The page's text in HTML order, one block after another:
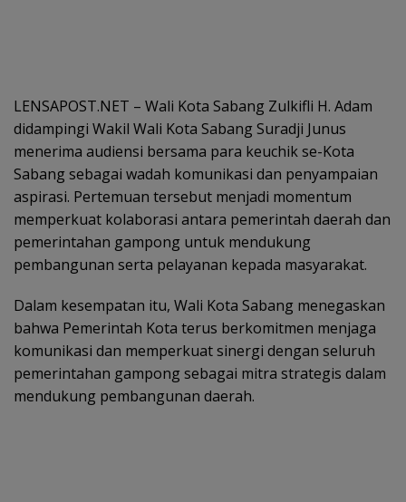
LENSAPOST.NET – Wali Kota Sabang Zulkifli H. Adam
didampingi Wakil Wali Kota Sabang Suradji Junus
menerima audiensi bersama para keuchik se-Kota
Sabang sebagai wadah komunikasi dan penyampaian
aspirasi. Pertemuan tersebut menjadi momentum
memperkuat kolaborasi antara pemerintah daerah dan
pemerintahan gampong untuk mendukung
pembangunan serta pelayanan kepada masyarakat.
Dalam kesempatan itu, Wali Kota Sabang menegaskan
bahwa Pemerintah Kota terus berkomitmen menjaga
komunikasi dan memperkuat sinergi dengan seluruh
pemerintahan gampong sebagai mitra strategis dalam
mendukung pembangunan daerah.